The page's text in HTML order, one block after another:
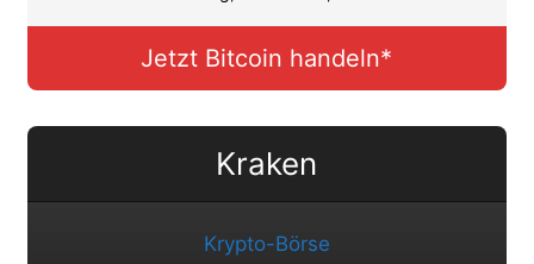
Jetzt Bitcoin handeln*
Kraken
Krypto-Börse